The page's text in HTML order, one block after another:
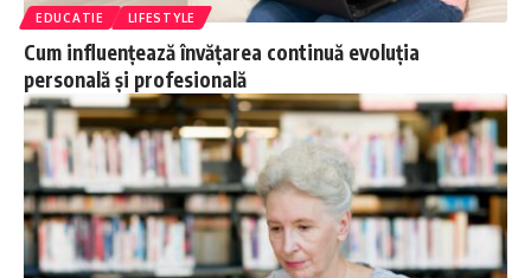
EDUCATIE LIFESTYLE
Cum influențează învățarea continuă evoluția
personală și profesională